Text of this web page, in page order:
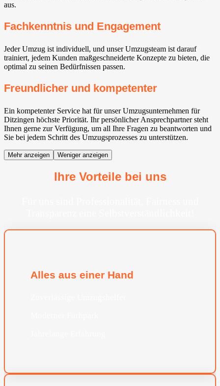
aus.
Fachkenntnis und Engagement
Jeder Umzug ist individuell, und unser Umzugsteam ist darauf
trainiert, jedem Kunden maßgeschneiderte Konzepte zu bieten, die
optimal zu seinen Bedürfnissen passen.
Freundlicher und kompetenter
Ein kompetenter Service hat für unser Umzugsunternehmen für
Ditzingen höchste Priorität. Ihr persönlicher Ansprechpartner steht
Ihnen gerne zur Verfügung, um all Ihre Fragen zu beantworten und
Sie bei jedem Schritt des Umzugsprozesses zu unterstützen.
Mehr anzeigen Weniger anzeigen
Ihre Vorteile bei uns
Alles aus einer Hand